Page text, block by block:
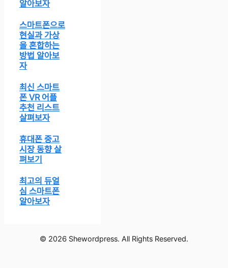
알아보자
스마트폰으로
현실과 가상
을 혼합하는
방법 알아보
자
최신 스마트
폰 VR 어플
추천 리스트
살펴보자
휴대폰 중고
시장 동향 살
펴보기
최고의 듀얼
심 스마트폰
알아보자
© 2026 Shewordpress. All Rights Reserved.